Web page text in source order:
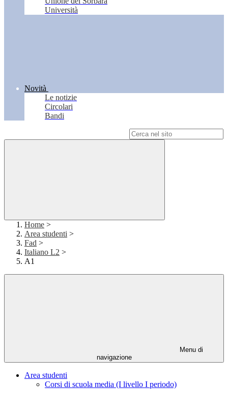
Università
Novità
Le notizie
Circolari
Bandi
Home >
Area studenti >
Fad >
Italiano L2 >
A1
Menu di
navigazione
Area studenti
Corsi di scuola media (I livello I periodo)